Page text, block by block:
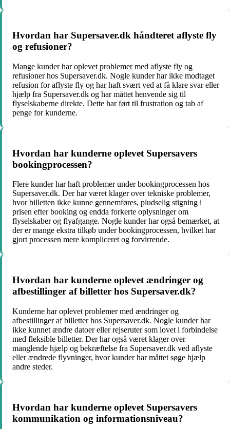
Hvordan har Supersaver.dk håndteret aflyste fly
og refusioner?
Mange kunder har oplevet problemer med aflyste fly og
refusioner hos Supersaver.dk. Nogle kunder har ikke modtaget
refusion for aflyste fly og har haft svært ved at få klare svar eller
hjælp fra Supersaver.dk og har måttet henvende sig til
flyselskaberne direkte. Dette har ført til frustration og tab af
penge for kunderne.
Hvordan har kunderne oplevet Supersavers
bookingprocessen?
Flere kunder har haft problemer under bookingprocessen hos
Supersaver.dk. Der har været klager over tekniske problemer,
hvor billetten ikke kunne gennemføres, pludselig stigning i
prisen efter booking og endda forkerte oplysninger om
flyselskaber og flyafgange. Nogle kunder har også bemærket, at
der er mange ekstra tilkøb under bookingprocessen, hvilket har
gjort processen mere kompliceret og forvirrende.
Hvordan har kunderne oplevet ændringer og
afbestillinger af billetter hos Supersaver.dk?
Kunderne har oplevet problemer med ændringer og
afbestillinger af billetter hos Supersaver.dk. Nogle kunder har
ikke kunnet ændre datoer eller rejseruter som lovet i forbindelse
med fleksible billetter. Der har også været klager over
manglende hjælp og bekræftelse fra Supersaver.dk ved aflyste
eller ændrede flyvninger, hvor kunder har måttet søge hjælp
andre steder.
Hvordan har kunderne oplevet Supersavers
kommunikation og informationsniveau?